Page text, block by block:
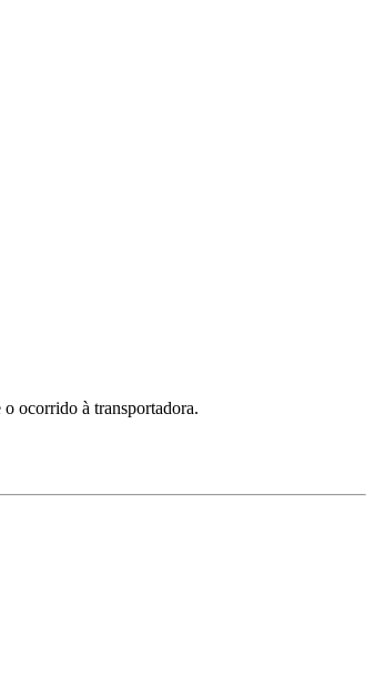
ocorrido à transportadora.